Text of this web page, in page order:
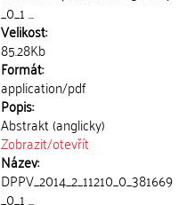
_0_1 ...
Velikost:
85.28Kb
Formát:
application/pdf
Popis:
Abstrakt (anglicky)
Zobrazit/otevřít
Název:
DPPV_2014_2_11210_0_381669
_0_1 ...